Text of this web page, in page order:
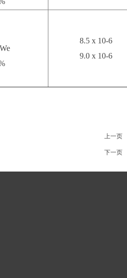
8.5 x 10-6
9.0 x 10-6
上一页
下一页